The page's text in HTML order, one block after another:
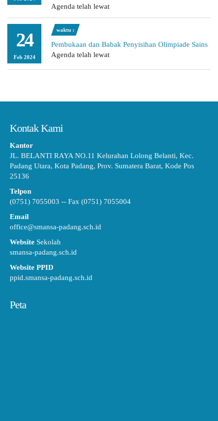
Agenda telah lewat
24
Feb 2024
waktu :
Pembukaan dan Babak Penyisihan Olimpiade Sains
Agenda telah lewat
Kontak Kami
Kantor
JL. BELANTI RAYA NO.11 Kelurahan Lolong Belanti, Kec.
Padang Utara, Kota Padang, Prov. Sumatera Barat, Kode Pos
25136
Telpon
(0751) 7055003 -- Fax (0751) 7055004
Email
office@smansa-padang.sch.id
Website Sekolah
smansa-padang.sch.id
Website PPID
ppid.smansa-padang.sch.id
Peta